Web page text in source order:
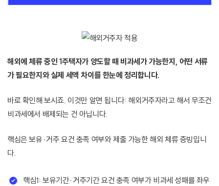
해외에 체류 중인 1주택자가 양도할 때 비과세가 가능한지, 어떤 서류
가 필요한지와 실제 세액 차이를 한눈에 정리합니다.
바로 확인해 보시죠. 이것만 알면 됩니다: 해외거주자라고 해서 무조건
비과세에서 배제되는 건 아닙니다.
핵심은 보유·거주 요건 충족 여부와 제출 가능한 해외 체류 증빙입니
다.
핵심1: 보유기간·거주기간 요건 충족 여부가 비과세 성패를 좌우